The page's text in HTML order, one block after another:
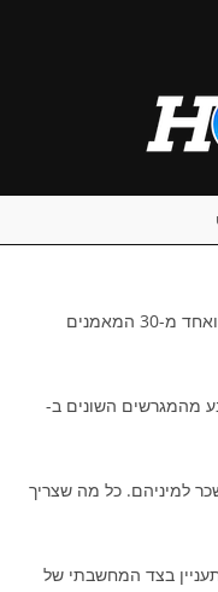
. פוקוס על כל אחד ואחד מ-30 המאמנים
מהמגרשים השונים ב-
למיניהם. כל מה שצריך
בצד המחשבתי של